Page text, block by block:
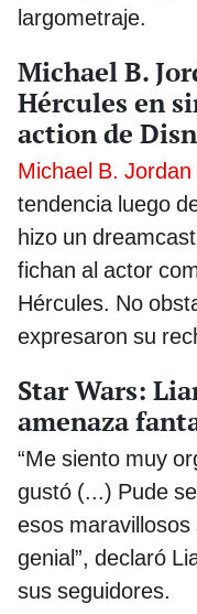
largometraje.
Michael B.
Hércules en
action de
Michael B. Jordan
tendencia luego
hizo un
fichan al actor
Hércules. No
expresaron su
Star Wars:
amenaza
“Me siento muy
gustó (...) Pude
esos
genial”, declaró
sus seguidores.